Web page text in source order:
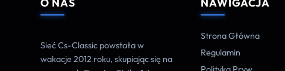
Sieć Cs-Classic powstała w
wakacje 2012 roku, skupiając się na
Strona Główna
Regulamin